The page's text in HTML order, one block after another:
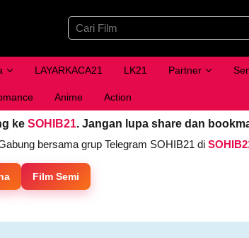
LAYARKACA21 LK21 Partner
Anime Action
ke SOHIB21. Jangan lupa share dan
bersama grup Telegram SOHIB21 di
Film Semi